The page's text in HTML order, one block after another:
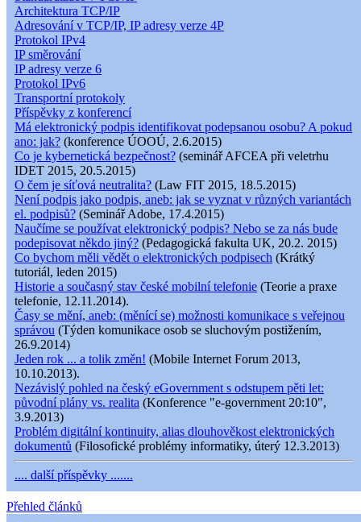
Architektura TCP/IP
Adresování v TCP/IP, IP adresy verze 4P
Protokol IPv4
IP směrování
IP adresy verze 6
Protokol IPv6
Transportní protokoly
Příspěvky z konferencí
Má elektronický podpis identifikovat podepsanou osobu? A pokud
ano: jak? (konference ÚOOÚ, 2.6.2015)
Co je kybernetická bezpečnost? (seminář AFCEA při veletrhu
IDET 2015, 20.5.2015)
O čem je síťová neutralita? (Law FIT 2015, 18.5.2015)
Není podpis jako podpis, aneb: jak se vyznat v různých variantách
el. podpisů? (Seminář Adobe, 17.4.2015)
Naučíme se používat elektronický podpis? Nebo se za nás bude
podepisovat někdo jiný? (Pedagogická fakulta UK, 20.2. 2015)
Co bychom měli vědět o elektronických podpisech (Krátký
tutoriál, leden 2015)
Historie a současný stav české mobilní telefonie (Teorie a praxe
telefonie, 12.11.2014).
Časy se mění, aneb: (měnící se) možnosti komunikace s veřejnou
správou (Týden komunikace osob se sluchovým postižením,
26.9.2014)
Jeden rok ... a tolik změn! (Mobile Internet Forum 2013,
10.10.2013).
Nezávislý pohled na český eGovernment s odstupem pěti let:
původní plány vs. realita (Konference "e-government 20:10",
3.9.2013)
Problém digitální kontinuity, alias dlouhověkost elektronických
dokumentů (Filosofické problémy informatiky, úterý 12.3.2013)
.... další příspěvky .......
Přehled článků